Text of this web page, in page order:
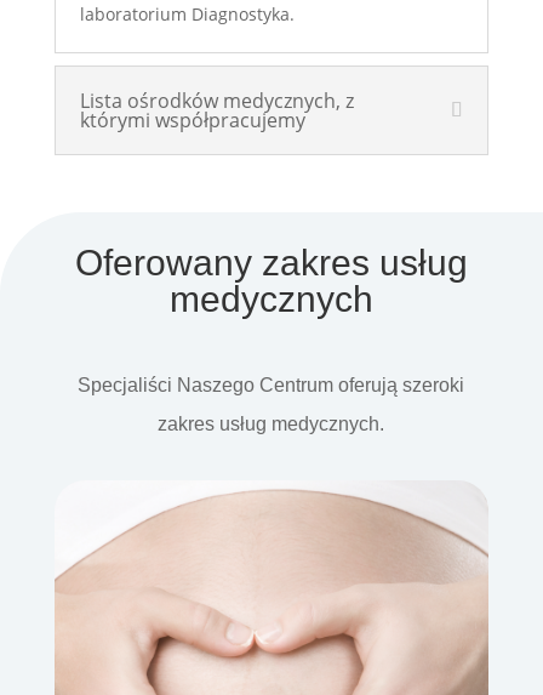
laboratorium Diagnostyka.
Lista ośrodków medycznych, z
którymi współpracujemy
Oferowany zakres usług
medycznych
Specjaliści Naszego Centrum oferują szeroki
zakres usług medycznych.